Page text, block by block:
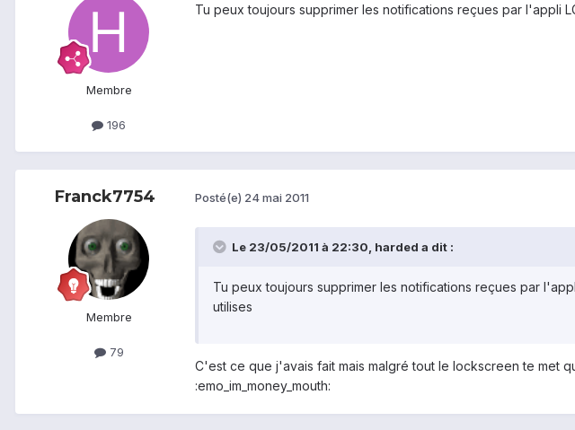
Membre
196
Tu peux toujours supprimer les notifications reçues par l'appli
Franck7754
Membre
79
Posté(e) 24 mai 2011
Le 23/05/2011 à 22:30, harded a dit :
Tu peux toujours supprimer les notifications reçues par
utilises
C'est ce que j'avais fait mais malgré tout le lockscreen te met
:emo_im_money_mouth: